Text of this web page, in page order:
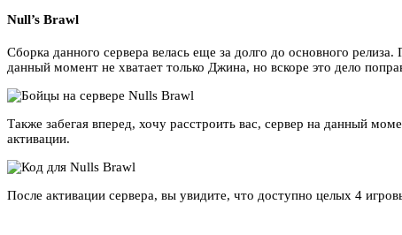
Null’s Brawl
Сборка данного сервера велась еще за долго до основного
данный момент не хватает только Джина, но вскоре это дело
Также забегая вперед, хочу расстроить вас, сервер на данный
активации.
После активации сервера, вы увидите, что доступно целых 4